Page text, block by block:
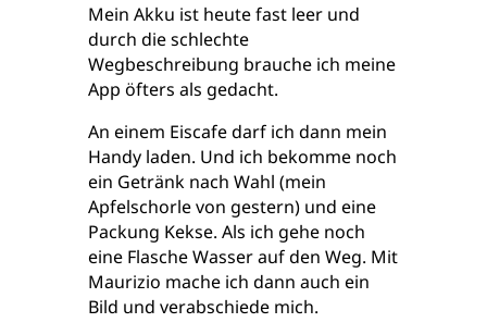
Mein Akku ist heute fast leer und
durch die schlechte
Wegbeschreibung brauche ich meine
App öfters als gedacht.
An einem Eiscafe darf ich dann mein
Handy laden. Und ich bekomme noch
ein Getränk nach Wahl (mein
Apfelschorle von gestern) und eine
Packung Kekse. Als ich gehe noch
eine Flasche Wasser auf den Weg. Mit
Maurizio mache ich dann auch ein
Bild und verabschiede mich.